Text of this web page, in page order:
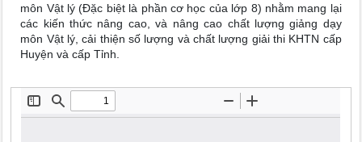
môn Vật lý (Đặc biệt là phần cơ học của lớp 8) nhằm mang lại
các kiến thức nâng cao, và nâng cao chất lượng giảng dạy
môn Vật lý, cải thiện số lượng và chất lượng giải thi KHTN cấp
Huyện và cấp Tỉnh.